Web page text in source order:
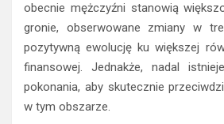
obecnie mężczyźni stanowią
gronie, obserwowane zmiany w
pozytywną ewolucję ku większej
finansowej. Jednakże, nadal
pokonania, aby skutecznie
w tym obszarze.